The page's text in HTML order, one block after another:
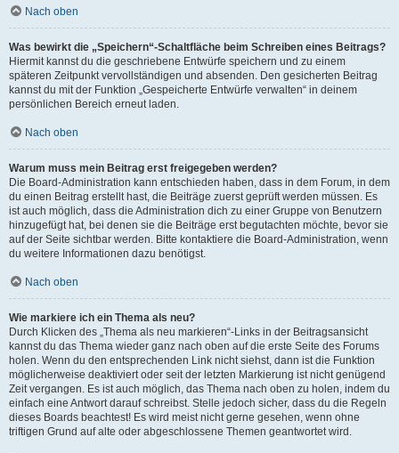
Nach oben
Was bewirkt die „Speichern“-Schaltfläche beim Schreiben eines Beitrags?
Hiermit kannst du die geschriebene Entwürfe speichern und zu einem
späteren Zeitpunkt vervollständigen und absenden. Den gesicherten Beitrag
kannst du mit der Funktion „Gespeicherte Entwürfe verwalten“ in deinem
persönlichen Bereich erneut laden.
Nach oben
Warum muss mein Beitrag erst freigegeben werden?
Die Board-Administration kann entschieden haben, dass in dem Forum, in dem
du einen Beitrag erstellt hast, die Beiträge zuerst geprüft werden müssen. Es
ist auch möglich, dass die Administration dich zu einer Gruppe von Benutzern
hinzugefügt hat, bei denen sie die Beiträge erst begutachten möchte, bevor sie
auf der Seite sichtbar werden. Bitte kontaktiere die Board-Administration, wenn
du weitere Informationen dazu benötigst.
Nach oben
Wie markiere ich ein Thema als neu?
Durch Klicken des „Thema als neu markieren“-Links in der Beitragsansicht
kannst du das Thema wieder ganz nach oben auf die erste Seite des Forums
holen. Wenn du den entsprechenden Link nicht siehst, dann ist die Funktion
möglicherweise deaktiviert oder seit der letzten Markierung ist nicht genügend
Zeit vergangen. Es ist auch möglich, das Thema nach oben zu holen, indem du
einfach eine Antwort darauf schreibst. Stelle jedoch sicher, dass du die Regeln
dieses Boards beachtest! Es wird meist nicht gerne gesehen, wenn ohne
triftigen Grund auf alte oder abgeschlossene Themen geantwortet wird.